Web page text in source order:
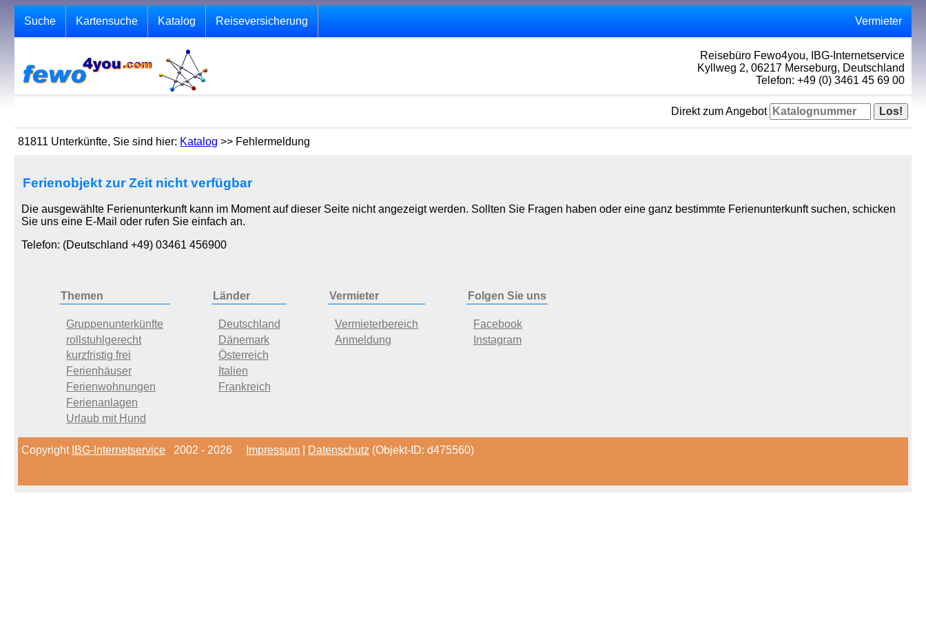
Suche Kartensuche Katalog Reiseversicherung Vermieter
Reisebüro Fewo4you, IBG-Internetservice
Kyllweg 2, 06217 Merseburg, Deutschland
Telefon: +49 (0) 3461 45 69 00
Direkt zum Angebot
81811 Unterkünfte, Sie sind hier: Katalog >> Fehlermeldung
Ferienobjekt zur Zeit nicht verfügbar
Die ausgewählte Ferienunterkunft kann im Moment auf dieser Seite nicht angezeigt werden. Sollten Sie Fragen haben oder eine ganz bestimmte Ferienunterkunft suchen, schicken
Sie uns eine E-Mail oder rufen Sie einfach an.
Telefon: (Deutschland +49) 03461 456900
Themen
Gruppenunterkünfte
rollstuhlgerecht
kurzfristig frei
Ferienhäuser
Ferienwohnungen
Ferienanlagen
Urlaub mit Hund
Länder
Deutschland
Dänemark
Österreich
Italien
Frankreich
Vermieter
Vermieterbereich
Anmeldung
Folgen Sie uns
Facebook
Instagram
Copyright IBG-Internetservice 2002 - 2026 Impressum Datenschutz (Objekt-ID: d475560)